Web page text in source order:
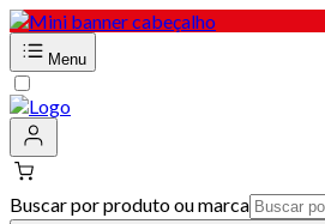
Menu
Buscar por produto ou marca